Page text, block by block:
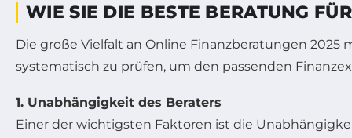
WIE SIE DIE BESTE BERATUNG
Die große Vielfalt an Online Finanzberatungen
systematisch zu prüfen, um den passenden
1. Unabhängigkeit des Beraters
Einer der wichtigsten Faktoren ist die